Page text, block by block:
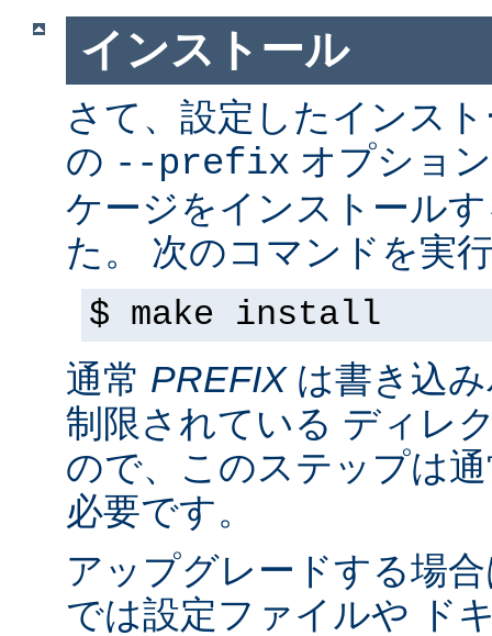
インストール
さて、設定したインス
の --prefix オプショ
ケージをインストール
た。 次のコマンドを実
$ make install
通常 PREFIXは書き込
制限されている ディレ
ので、このステップは
必要です。
アップグレードする場
では設定ファイルや ド